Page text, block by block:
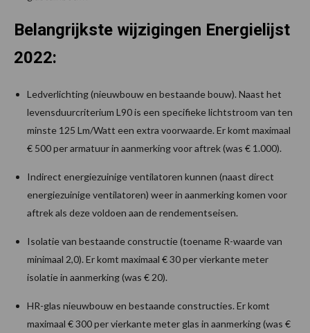
Belangrijkste wijzigingen Energielijst
2022:
Ledverlichting (nieuwbouw en bestaande bouw). Naast het
levensduurcriterium L90 is een specifieke lichtstroom van ten
minste 125 Lm/Watt een extra voorwaarde. Er komt maximaal
€ 500 per armatuur in aanmerking voor aftrek (was € 1.000).
Indirect energiezuinige ventilatoren kunnen (naast direct
energiezuinige ventilatoren) weer in aanmerking komen voor
aftrek als deze voldoen aan de rendementseisen.
Isolatie van bestaande constructie (toename R-waarde van
minimaal 2,0). Er komt maximaal € 30 per vierkante meter
isolatie in aanmerking (was € 20).
HR-glas nieuwbouw en bestaande constructies. Er komt
maximaal € 300 per vierkante meter glas in aanmerking (was €